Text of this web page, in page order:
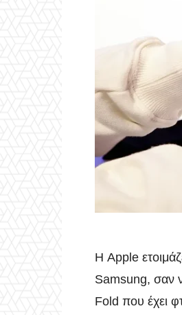
Η Apple
Samsung, σαν
Fold που έχει